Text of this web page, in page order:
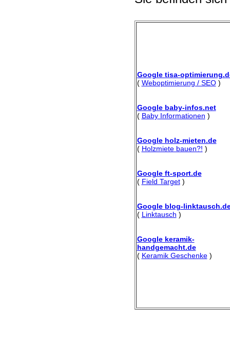
Google tisa-
( Weboptimierung / SEO)
Google baby-infos.net
( Baby Informationen )
Google holz-mieten.de
( Holzmiete bauen?! )
Google ft-sport.de
( Field Target)
Google blog-
( Linktausch )
Google keramik-
handgemacht.de
( Keramik Geschenke)